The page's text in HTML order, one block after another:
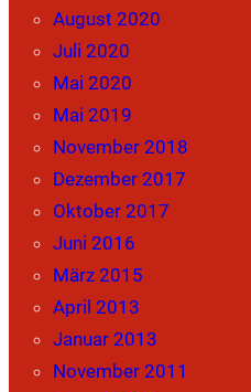
August 2020
Juli 2020
Mai 2020
Mai 2019
November 2018
Dezember 2017
Oktober 2017
Juni 2016
März 2015
April 2013
Januar 2013
November 2011